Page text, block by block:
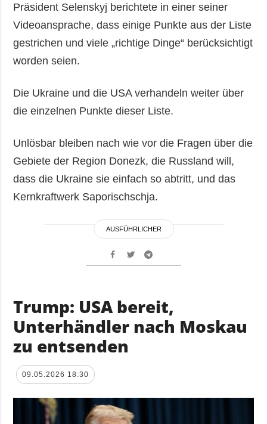
Präsident Selenskyj berichtete in einer seiner
Videoansprache, dass einige Punkte aus der Liste
gestrichen und viele „richtige Dinge“ berücksichtigt
worden seien.
Die Ukraine und die USA verhandeln weiter über
die einzelnen Punkte dieser Liste.
Unlösbar bleiben nach wie vor die Fragen über die
Gebiete der Region Donezk, die Russland will,
dass die Ukraine sie einfach so abtritt, und das
Kernkraftwerk Saporischschja.
AUSFÜHRLICHER
Trump: USA bereit,
Unterhändler nach Moskau
zu entsenden
09.05.2026 18:30